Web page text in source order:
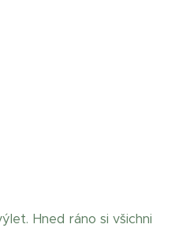
Hned ráno si všichni